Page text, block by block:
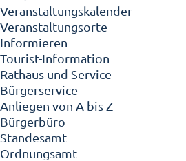
Veranstaltungskalender
Veranstaltungsorte
Informieren
Tourist-Information
Rathaus und Service
Bürgerservice
Anliegen von A bis Z
Bürgerbüro
Standesamt
Ordnungsamt